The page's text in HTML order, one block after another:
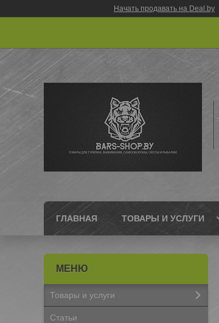
Начать продавать на Deal.by
ГЛАВНАЯ ТОВАРЫ И УСЛУГИ
Товары и услуги
Статьи